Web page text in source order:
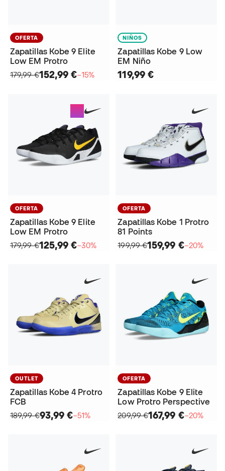
OFERTA
Zapatillas Kobe 9 Elite
Low EM Protro
179,99 €152,99 €−15%
NIÑOS
Zapatillas Kobe 9 Low
EM Niño
119,99 €
OFERTA
Zapatillas Kobe 9 Elite
Low EM Protro
179,99 €125,99 €−30%
OFERTA
Zapatillas Kobe 1 Protro
81 Points
199,99 €159,99 €−20%
OUTLET
Zapatillas Kobe 4 Protro
FCB
189,99 €93,99 €−51%
OFERTA
Zapatillas Kobe 9 Elite
Low Protro Perspective
209,99 €167,99 €−20%